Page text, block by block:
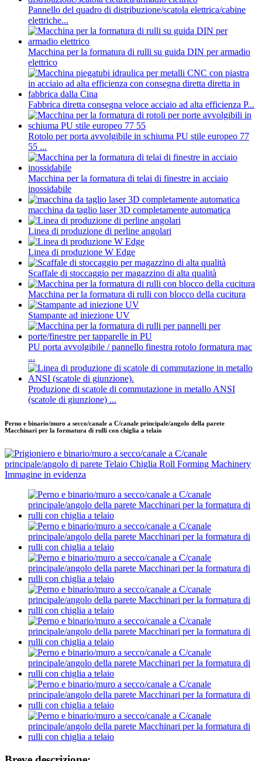
Pannello del quadro di distribuzione/scatola elettrica/cabine
elettriche...
Macchina per la formatura di rulli su guida DIN per armadio
elettrico
Fabbrica diretta consegna veloce acciaio ad alta efficienza P...
Rotolo per porta avvolgibile in schiuma PU stile europeo 77
55 ...
Macchina per la formatura di telai di finestre in acciaio
inossidabile
macchina da taglio laser 3D completamente automatica
Linea di produzione di perline angolari
Linea di produzione W Edge
Scaffale di stoccaggio per magazzino di alta qualità
Macchina per la formatura di rulli con blocco della cucitura
Stampante ad iniezione UV
PU porta avvolgibile / pannello finestra rotolo formatura mac
...
Produzione di scatole di commutazione in metallo ANSI
(scatole di giunzione) ...
Perno e binario/muro a secco/canale a C/canale principale/angolo della parete
Macchinari per la formatura di rulli con chiglia a telaio